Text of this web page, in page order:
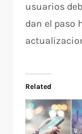
usuarios
dan el paso
Related